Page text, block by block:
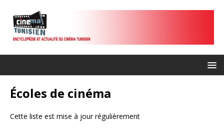
Écoles de cinéma
Cette liste est mise à jour régulièrement